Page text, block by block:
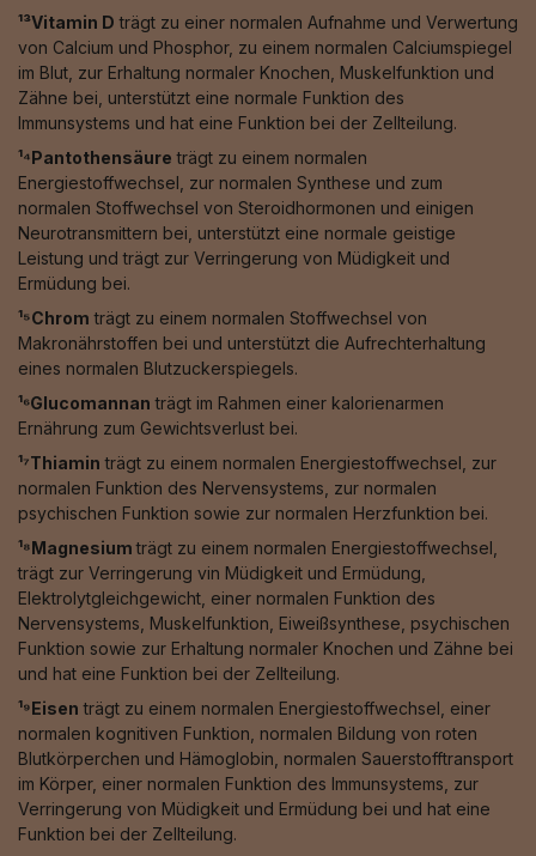
¹³Vitamin D trägt zu einer normalen Aufnahme und Verwertung
von Calcium und Phosphor, zu einem normalen Calciumspiegel
im Blut, zur Erhaltung normaler Knochen, Muskelfunktion und
Zähne bei, unterstützt eine normale Funktion des
Immunsystems und hat eine Funktion bei der Zellteilung.
¹⁴Pantothensäure trägt zu einem normalen
Energiestoffwechsel, zur normalen Synthese und zum
normalen Stoffwechsel von Steroidhormonen und einigen
Neurotransmittern bei, unterstützt eine normale geistige
Leistung und trägt zur Verringerung von Müdigkeit und
Ermüdung bei.
¹⁵Chrom trägt zu einem normalen Stoffwechsel von
Makronährstoffen bei und unterstützt die Aufrechterhaltung
eines normalen Blutzuckerspiegels.
¹⁶Glucomannan trägt im Rahmen einer kalorienarmen
Ernährung zum Gewichtsverlust bei.
¹⁷Thiamin trägt zu einem normalen Energiestoffwechsel, zur
normalen Funktion des Nervensystems, zur normalen
psychischen Funktion sowie zur normalen Herzfunktion bei.
¹⁸Magnesiumträgt zu einem normalen Energiestoffwechsel,
trägt zur Verringerung vin Müdigkeit und Ermüdung,
Elektrolytgleichgewicht, einer normalen Funktion des
Nervensystems, Muskelfunktion, Eiweißsynthese, psychischen
Funktion sowie zur Erhaltung normaler Knochen und Zähne bei
und hat eine Funktion bei der Zellteilung.
¹⁹Eisen trägt zu einem normalen Energiestoffwechsel, einer
normalen kognitiven Funktion, normalen Bildung von roten
Blutkörperchen und Hämoglobin, normalen Sauerstofftransport
im Körper, einer normalen Funktion des Immunsystems, zur
Verringerung von Müdigkeit und Ermüdung bei und hat eine
Funktion bei der Zellteilung.